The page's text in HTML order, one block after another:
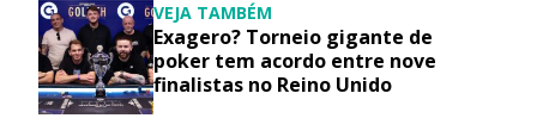
VEJA TAMBÉM
Exagero? Torneio gigante de
poker tem acordo entre nove
finalistas no Reino Unido